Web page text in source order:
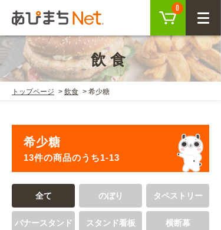
0
CLOSE
ログイン
会員登録
商品を探す
SEARCH
KEYWORD
ご利用ガイド
飲食
トップページ 飲食 希少糖
希少糖
13件の商品のうち1-13
全て のぼり タペストリー
バナースタンド スタンド看板 横断幕